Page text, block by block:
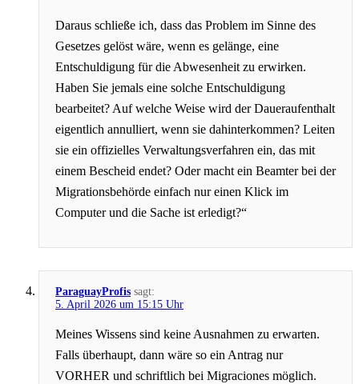
Daraus schließe ich, dass das Problem im Sinne des
Gesetzes gelöst wäre, wenn es gelänge, eine
Entschuldigung für die Abwesenheit zu erwirken.
Haben Sie jemals eine solche Entschuldigung
bearbeitet? Auf welche Weise wird der Daueraufenthalt
eigentlich annulliert, wenn sie dahinterkommen? Leiten
sie ein offizielles Verwaltungsverfahren ein, das mit
einem Bescheid endet? Oder macht ein Beamter bei der
Migrationsbehörde einfach nur einen Klick im
Computer und die Sache ist erledigt?“
ParaguayProfis sagt:
5. April 2026 um 15:15 Uhr
Meines Wissens sind keine Ausnahmen zu erwarten.
Falls überhaupt, dann wäre so ein Antrag nur
VORHER und schriftlich bei Migraciones möglich.